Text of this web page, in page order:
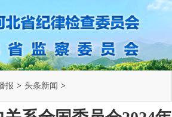
报 > 头条新闻 >